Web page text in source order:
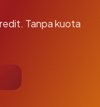
Tanpa kuota